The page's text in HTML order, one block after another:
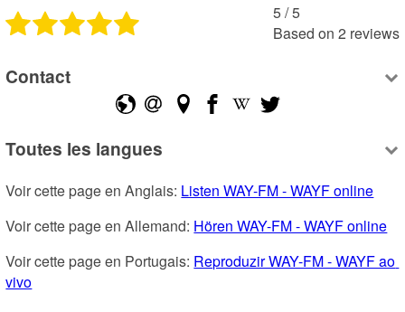
5 /5
Based on 2 reviews
Contact
Toutes les langues
Voir cette page en Anglais: Listen WAY-FM - WAYF online
Voir cette page en Allemand: Hören WAY-FM - WAYF online
Voir cette page en Portugais: Reproduzir WAY-FM - WAYF ao
vivo